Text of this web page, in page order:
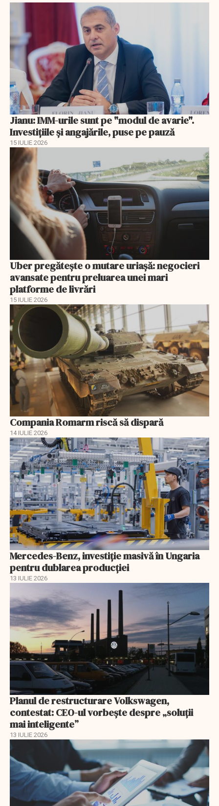
Jianu: IMM-urile sunt pe "modul de avarie".
Investițiile și angajările, puse pe pauză
15 IULIE 2026
Uber pregătește o mutare uriașă: negocieri
avansate pentru preluarea unei mari
platforme de livrări
15 IULIE 2026
Compania Romarm riscă să dispară
14 IULIE 2026
Mercedes-Benz, investiție masivă în Ungaria
pentru dublarea producției
13 IULIE 2026
Planul de restructurare Volkswagen,
contestat: CEO-ul vorbește despre „soluții
mai inteligente”
13 IULIE 2026